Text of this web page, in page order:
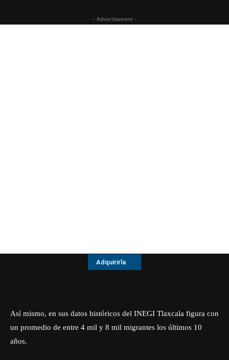
- Advertisement -
Adquirirla
Así mismo, en sus datos históricos del INEGI Tlaxcala figura con
un promedio de entre 4 mil y 8 mil migrantes los últimos 10
años.